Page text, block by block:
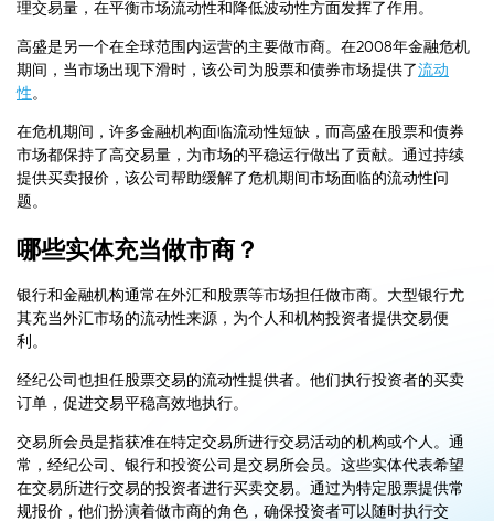
理交易量，在平衡市场流动性和降低波动性方面发挥了作用。
高盛是另一个在全球范围内运营的主要做市商。在2008年金融危机
期间，当市场出现下滑时，该公司为股票和债券市场提供了流动
性。
在危机期间，许多金融机构面临流动性短缺，而高盛在股票和债券
市场都保持了高交易量，为市场的平稳运行做出了贡献。通过持续
提供买卖报价，该公司帮助缓解了危机期间市场面临的流动性问
题。
哪些实体充当做市商？
银行和金融机构通常在外汇和股票等市场担任做市商。大型银行尤
其充当外汇市场的流动性来源，为个人和机构投资者提供交易便
利。
经纪公司也担任股票交易的流动性提供者。他们执行投资者的买卖
订单，促进交易平稳高效地执行。
交易所会员是指获准在特定交易所进行交易活动的机构或个人。通
常，经纪公司、银行和投资公司是交易所会员。这些实体代表希望
在交易所进行交易的投资者进行买卖交易。通过为特定股票提供常
规报价，他们扮演着做市商的角色，确保投资者可以随时执行交